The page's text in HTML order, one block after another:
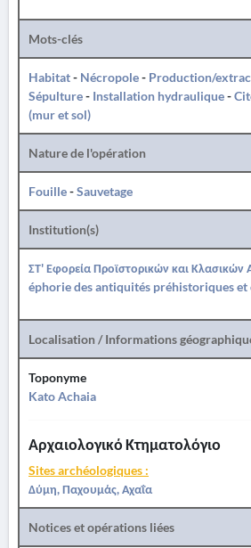
Mots-clés
Habitat- Nécropole- Production/
Sépulture- Installation hydraulique-
(mur et sol)
Nature de l'opération
Fouille-Sauvetage
Institution(s)
ΣΤ' Εφορεία Προϊστορικών και Κλασικών
éphorie des antiquités préhistoriques et
Localisation / Informations
Toponyme
Kato Achaia
Αρχαιολογικό Κτηματολόγιο
Sites archéologiques :
Δύμη, Παχουμάς, Αχαΐα
Notices et opérations liées